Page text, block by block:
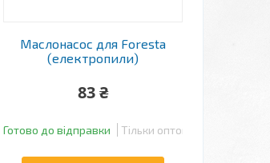
Маслонасос для Foresta
(електропили)
83 ₴
Готово до відправки Тільки оптом